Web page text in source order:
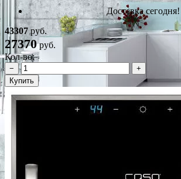
Доставка сегодня!
43307руб.
27370руб.
Кол-во:
−
+
Купить